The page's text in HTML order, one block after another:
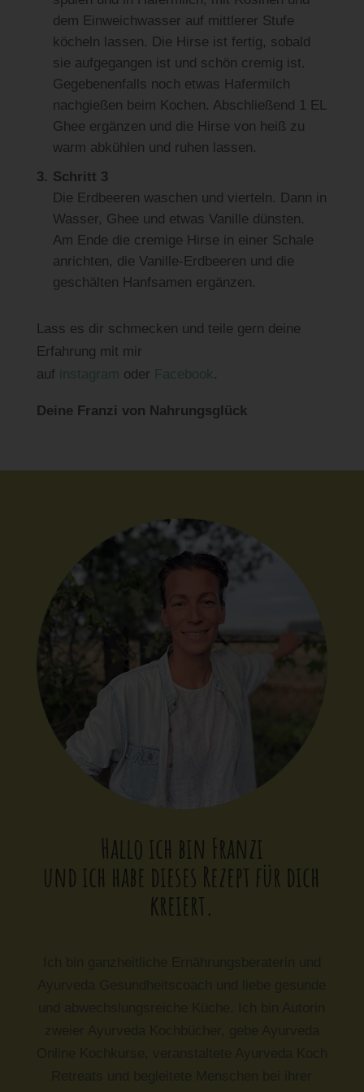
dem Einweichwasser auf mittlerer Stufe
köcheln lassen. Die Hirse ist fertig, sobald
sie aufgegangen ist und schön cremig ist.
Gegebenenfalls noch etwas Hafermilch
nachgießen beim Kochen. Abschließend 1 EL
Ghee ergänzen und die Hirse von heiß zu
warm abkühlen und ruhen lassen.
Schritt 3
Die Erdbeeren waschen und vierteln. Dann in
Wasser, Ghee und etwas Vanille dünsten.
Am Ende die cremige Hirse in einer Schale
anrichten, die Vanille-Erdbeeren und die
geschälten Hanfsamen ergänzen.
Lass es dir schmecken und teile gern deine
Erfahrung mit mir
auf instagram oder Facebook.
Deine Franzi von Nahrungsglück
Hallo ich bin Franzi
und ich habe dieses Rezept für dich
kreiert.